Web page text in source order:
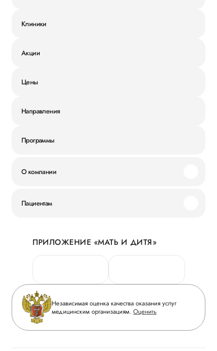
Клиники
Акции
Цены
Направления
Программы
О компании
Новости
Руководство
Сотрудничество
Инвесторам
Журнал «Мать и дитя»
Вакансии
Медицинский туризм
Пациентам
Личный кабинет
Персональные данные
Горячая линия качества
Вопрос-ответ
Приложение пациента
Статьи
ПРИЛОЖЕНИЕ «МАТЬ И ДИТЯ»
Независимая оценка качества оказания услуг
медицинским организациям. Оценить